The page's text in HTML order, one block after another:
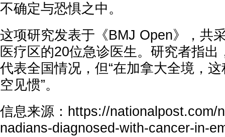
不确定与恐惧之中。
这项研究发表于《BMJ Open》，共
医疗区的20位急诊医生。研究者指出
代表全国情况，但“在加拿大全境，
空见惯”。
信息来源：https://nationalpost.com/
nadians-diagnosed-with-cancer-in-